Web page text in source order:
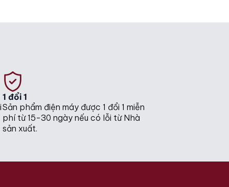
1 đổi 1
Sản phẩm điện máy được 1 đổi 1 miễn
phí từ 15-30 ngày nếu có lỗi từ Nhà
sản xuất.